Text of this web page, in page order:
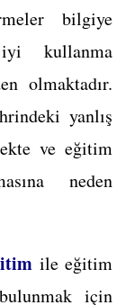
bilgiye
kullanma
olmaktadır.
yanlış
ve eğitim
neden
ile eğitim
için